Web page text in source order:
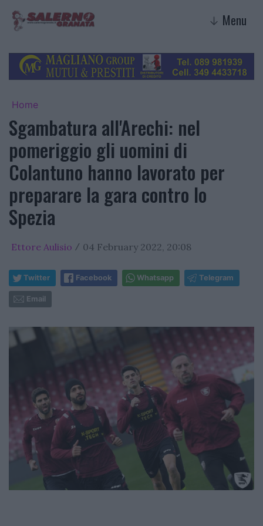
↓ Menu
Home
Sgambatura all'Arechi: nel
pomeriggio gli uomini di
Colantuno hanno lavorato per
preparare la gara contro lo
Spezia
Ettore Aulisio / 04 February 2022, 20:08
Twitter Facebook Whatsapp Telegram
Email